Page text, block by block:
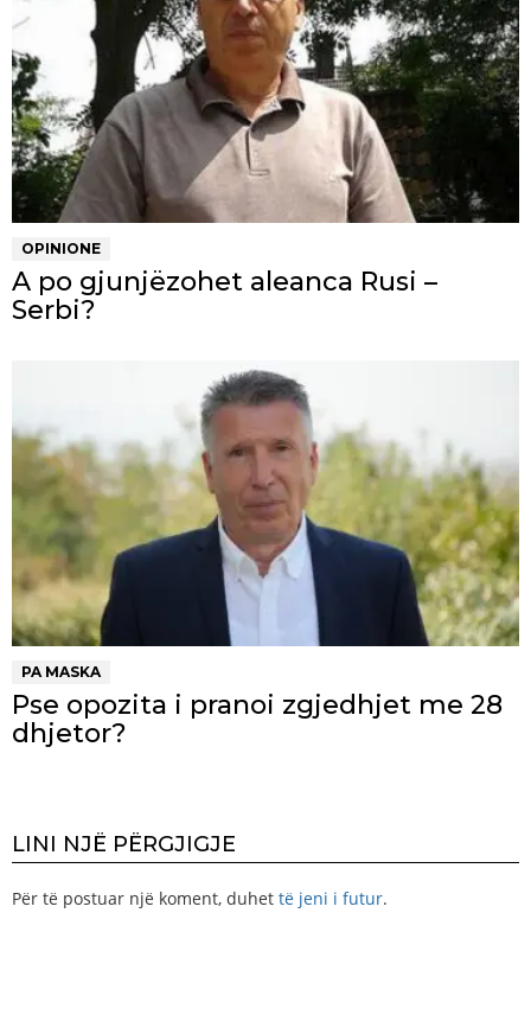
OPINIONE
A po gjunjëzohet aleanca Rusi –
Serbi?
PA MASKA
Pse opozita i pranoi zgjedhjet me 28
dhjetor?
LINI NJË PËRGJIGJE
Për të postuar një koment, duhet të jeni i futur.